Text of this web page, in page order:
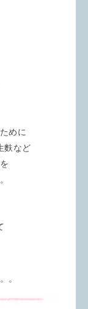
めに
麩など
。